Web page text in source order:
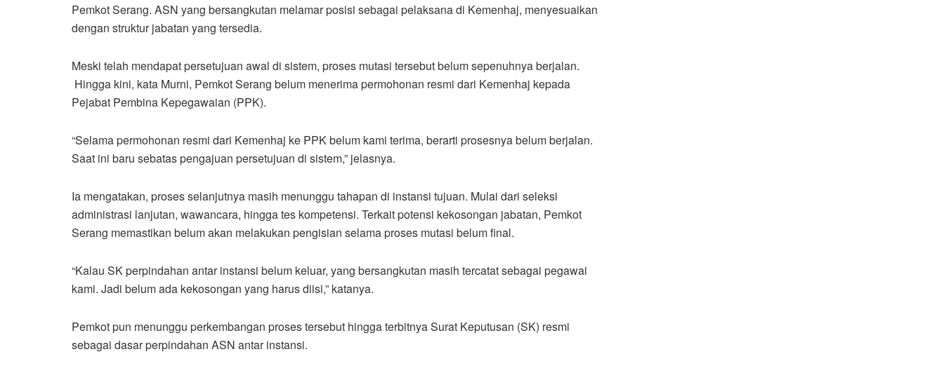
Pemkot Serang. ASN yang bersangkutan melamar posisi sebagai pelaksana di Kemenhaj, menyesuaikan
dengan struktur jabatan yang tersedia.
Meski telah mendapat persetujuan awal di sistem, proses mutasi tersebut belum sepenuhnya berjalan.
Hingga kini, kata Murni, Pemkot Serang belum menerima permohonan resmi dari Kemenhaj kepada
Pejabat Pembina Kepegawaian (PPK).
“Selama permohonan resmi dari Kemenhaj ke PPK belum kami terima, berarti prosesnya belum berjalan.
Saat ini baru sebatas pengajuan persetujuan di sistem,” jelasnya.
Ia mengatakan, proses selanjutnya masih menunggu tahapan di instansi tujuan. Mulai dari seleksi
administrasi lanjutan, wawancara, hingga tes kompetensi. Terkait potensi kekosongan jabatan, Pemkot
Serang memastikan belum akan melakukan pengisian selama proses mutasi belum final.
“Kalau SK perpindahan antar instansi belum keluar, yang bersangkutan masih tercatat sebagai pegawai
kami. Jadi belum ada kekosongan yang harus diisi,” katanya.
Pemkot pun menunggu perkembangan proses tersebut hingga terbitnya Surat Keputusan (SK) resmi
sebagai dasar perpindahan ASN antar instansi.